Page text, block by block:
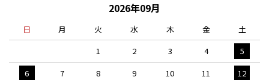
2026年09月
日 月 火 水 木 金
土
1
2 3 4
5
6
7 8 9 10 11
12